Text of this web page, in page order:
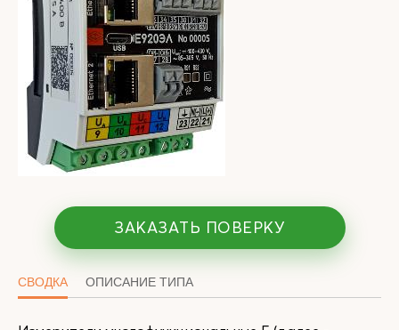
ЗАКАЗАТЬ ПОВЕРКУ
СВОДКА ОПИСАНИЕ ТИПА